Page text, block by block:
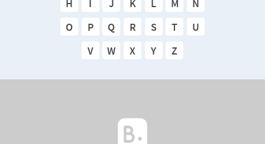
H
I J K L M
N
O
P Q R S T
U
V
W X Y Z